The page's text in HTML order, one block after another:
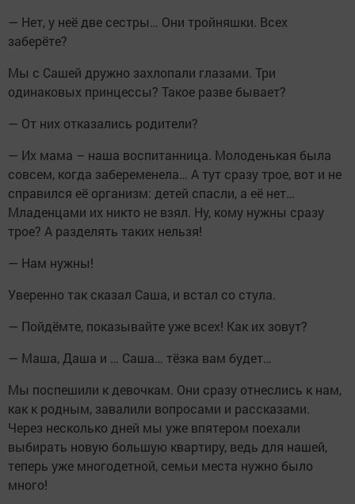
— Нет, у неё две сестры… Они тройняшки. Всех
заберёте?
Мы с Сашей дружно захлопали глазами. Три
одинаковых принцессы? Такое разве бывает?
— От них отказались родители?
— Их мама – наша воспитанница. Молоденькая была
совсем, когда забеременела… А тут сразу трое, вот и не
справился её организм: детей спасли, а её нет…
Младенцами их никто не взял. Ну, кому нужны сразу
трое? А разделять таких нельзя!
— Нам нужны!
Уверенно так сказал Саша, и встал со стула.
— Пойдёмте, показывайте уже всех! Как их зовут?
— Маша, Даша и … Саша… тёзка вам будет…
Мы поспешили к девочкам. Они сразу отнеслись к нам,
как к родным, завалили вопросами и рассказами.
Через несколько дней мы уже впятером поехали
выбирать новую большую квартиру, ведь для нашей,
теперь уже многодетной, семьи места нужно было
много!